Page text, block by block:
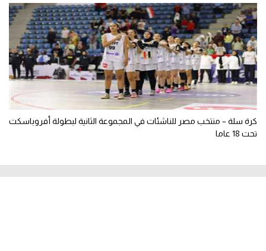
كرة سلة – منتخب مصر للناشئات في المجموعة الثانية لبطولة أفروباسكت
تحت 18 عاما